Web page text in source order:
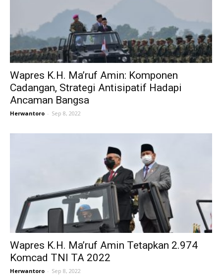
Wapres K.H. Ma’ruf Amin: Komponen
Cadangan, Strategi Antisipatif Hadapi
Ancaman Bangsa
Herwantoro - Sep 8, 2022
Wapres K.H. Ma’ruf Amin Tetapkan 2.974
Komcad TNI TA 2022
Herwantoro - Sep 8, 2022